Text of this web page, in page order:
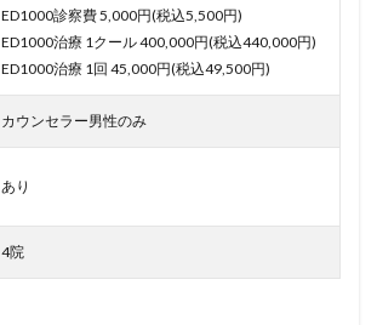
ED1000診察費 5,000円(税込5,500円)
ED1000治療 1クール 400,000円(税込440,000円)
ED1000治療 1回 45,000円(税込49,500円)
カウンセラー男性のみ
あり
4院